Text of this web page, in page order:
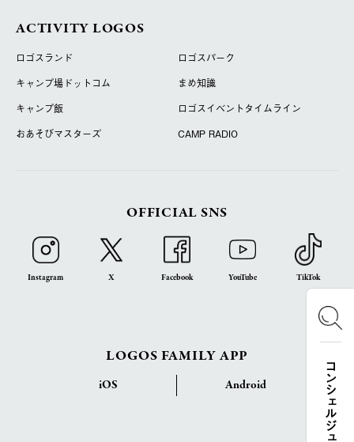
コンシェルジュ検索
ACTIVITY LOGOS
ロゴスランド
ロゴスパーク
キャンプ場ドットコム
まめ知識
キャンプ飯
ロゴスイベントタイムライン
おあそびマスターズ
CAMP RADIO
OFFICIAL SNS
Instagram X Facebook YouTube TikTok
LOGOS FAMILY APP
iOS Android